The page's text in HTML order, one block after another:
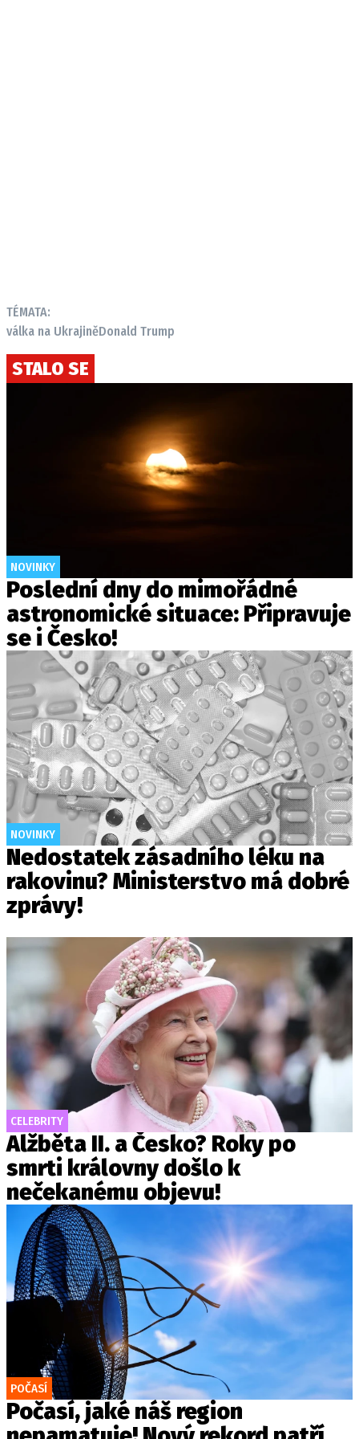
TÉMATA:
válka na UkrajiněDonald Trump
STALO SE
NOVINKY
Poslední dny do mimořádné
astronomické situace: Připravuje
se i Česko!
NOVINKY
Nedostatek zásadního léku na
rakovinu? Ministerstvo má dobré
zprávy!
CELEBRITY
Alžběta II. a Česko? Roky po
smrti královny došlo k
nečekanému objevu!
POČASÍ
Počasí, jaké náš region